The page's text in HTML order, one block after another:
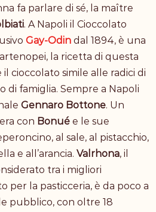
fa parlare di sé, la maître
. A Napoli il Cioccolato
Gay-Odin dal 1894, è una
la ricetta di questa
cioccolato simile alle radici di
di famiglia. Sempre a Napoli
Gennaro Bottone. Un
con Bonué e le sue
al sale, al pistacchio,
e all’arancia. Valrhona, il
tra i migliori
per la pasticceria, è da poco a
pubblico, con oltre 18